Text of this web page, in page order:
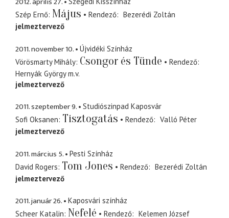
Szép Ernő Május Rendező
Bezerédi Zoltán
jelmeztervező
2011. november 10.
Újvidéki Színház
Vörösmarty Mihály Csongor és Tünde
Rendező
Hernyák György m.v.
jelmeztervező
2011. szeptember 9.
Studiószinpad Kaposvár
Sofi Oksanen Tisztogatás Rendező
Valló Péter
jelmeztervező
2011. március 5.
Pesti Színház
David Rogers Tom Jones Rendező
Bezerédi Zoltán
jelmeztervező
2011. január 26.
Kaposvári színház
Scheer Katalin Nefelé Rendező Kelemen József